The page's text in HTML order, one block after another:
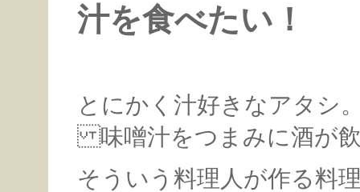
汁を食べたい！
とにかく汁好きなアタシ
味噌汁をつまみに酒が
そういう料理人が作る料